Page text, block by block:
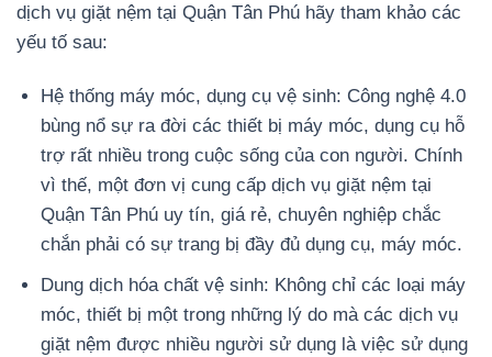
dịch vụ giặt nệm tại Quận Tân Phú hãy tham khảo các
yếu tố sau:
Hệ thống máy móc, dụng cụ vệ sinh: Công nghệ 4.0
bùng nổ sự ra đời các thiết bị máy móc, dụng cụ hỗ
trợ rất nhiều trong cuộc sống của con người. Chính
vì thế, một đơn vị cung cấp dịch vụ giặt nệm tại
Quận Tân Phú uy tín, giá rẻ, chuyên nghiệp chắc
chắn phải có sự trang bị đầy đủ dụng cụ, máy móc.
Dung dịch hóa chất vệ sinh: Không chỉ các loại máy
móc, thiết bị một trong những lý do mà các dịch vụ
giặt nệm được nhiều người sử dụng là việc sử dụng